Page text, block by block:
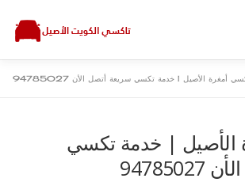
أمغرة الأصيل | خدمة تكسي سريعة أتصل الأن 94785027
الأصيل | خدمة تكسي